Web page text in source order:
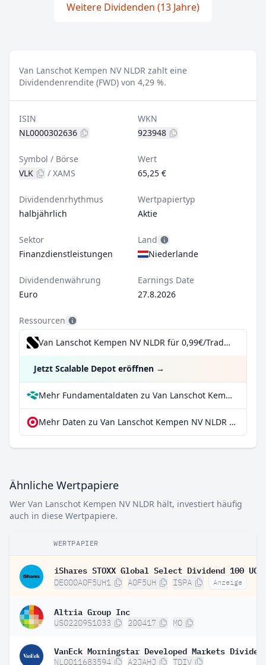
Weitere Dividenden (13 Jahre)
Van Lanschot Kempen NV NLDR zahlt eine
Dividendenrendite (FWD) von 4,29 %.
ISIN
NL0000302636
WKN
923948
Symbol / Börse
VLK
/ XAMS
Wert
65,25 €
Dividendenrhythmus
halbjährlich
Wertpapiertyp
Aktie
Sektor
Finanzdienstleistungen
Land
Niederlande
Dividendenwährung
Euro
Earnings Date
27.8.2026
Ressourcen
Van Lanschot Kempen NV NLDR für 0,99€/Trade inkl. Dividend Reinvestment Plan
Jetzt Scalable Depot eröffnen →
Mehr Fundamentaldaten zu Van Lanschot Kempen NV NLDR bei Parqet
Mehr Daten zu Van Lanschot Kempen NV NLDR bei extraETF
Ähnliche Wertpapiere
Wer Van Lanschot Kempen NV NLDR hält, investiert häufig
auch in diese Wertpapiere.
WERTPAPIER
DE000A0F5UH1 A0F5UH ISPA Anzeige
Altria Group Inc
US02209S1033 200417 MO
NL0011683594 A2JAHJ TDIV